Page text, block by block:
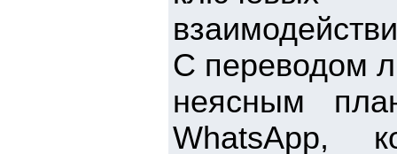
C переводом
неясным
WhatsApp,